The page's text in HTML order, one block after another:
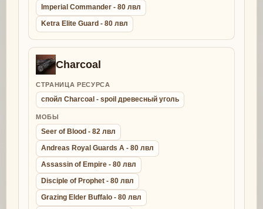
Imperial Commander - 80 лвл
Ketra Elite Guard - 80 лвл
Charcoal
СТРАНИЦА РЕСУРСА
спойл Charcoal - spoil древесный уголь
МОБЫ
Seer of Blood - 82 лвл
Andreas Royal Guards A - 80 лвл
Assassin of Empire - 80 лвл
Disciple of Prophet - 80 лвл
Grazing Elder Buffalo - 80 лвл